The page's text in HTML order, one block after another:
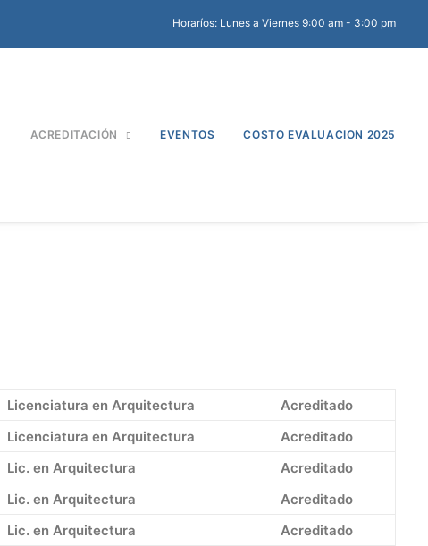
Horaríos: Lunes a Viernes 9:00 am - 3:00 pm
ACREDITACIÓN EVENTOS COSTO EVALUACION 2025
Licenciatura en Arquitectura
Acreditado
Licenciatura en Arquitectura
Acreditado
Lic. en Arquitectura
Acreditado
Lic. en Arquitectura
Acreditado
Lic. en Arquitectura
Acreditado